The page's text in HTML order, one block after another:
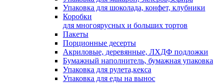
Упаковка для шоколада, конфет, клубники
Коробки
для многоярусных и больших тортов
Пакеты
Порционные десерты
Акриловые, деревянные, ЛХДФ подложки
Бумажный наполнитель, бумажная упаковка
Упаковка для рулета,кекса
Упаковка для еды на вынос